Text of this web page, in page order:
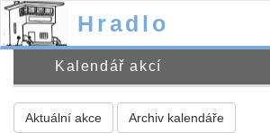
Hradlo
Kalendář akcí
Aktuální akce Archiv kalendáře